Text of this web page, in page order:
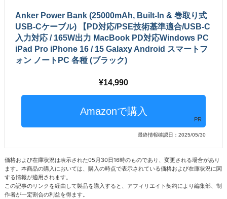
Anker Power Bank (25000mAh, Built-In & 巻取り式
USB-Cケーブル) 【PD対応/PSE技術基準適合/USB-C
入力対応 / 165W出力 MacBook PD対応Windows PC
iPad Pro iPhone 16 / 15 Galaxy Android スマートフ
ォン ノートPC 各種 (ブラック)
14,990
PR
最終情報確認日：2025/05/30
価格および在庫状況は表示された05月30日16時のものであり、変更される場合があり
ます。本商品の購入においては、購入の時点で表示されている価格および在庫状況に関
する情報が適用されます。
この記事のリンクを経由して製品を購入すると、アフィリエイト契約により編集部、制
作者が一定割合の利益を得ます。